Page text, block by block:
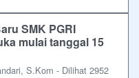
SMK PGRI
mulai tanggal 15
S.Kom - Dilihat 2952